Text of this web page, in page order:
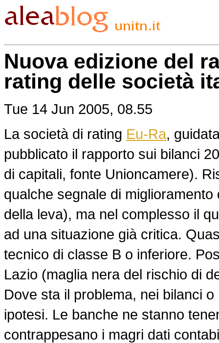
Nuova edizione del
rating delle società
Tue 14 Jun 2005, 08.55
La società di rating Eu-Ra,
pubblicato il rapporto sui bilanci
di capitali, fonte Unioncamere).
qualche segnale di
della leva), ma nel complesso il
ad una situazione già critica.
tecnico di classe B o inferiore.
Lazio (maglia nera del rischio di
Dove sta il problema, nei bilanci
ipotesi. Le banche ne stanno
contrappesano i magri dati